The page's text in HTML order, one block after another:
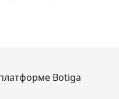
Botiga